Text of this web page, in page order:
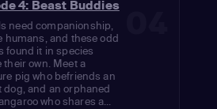
4: Beast Buddies
need companionship,
humans, and these odd
found it in species
their own. Meet a
pig who befriends an
dog, and an orphaned
who shares a...